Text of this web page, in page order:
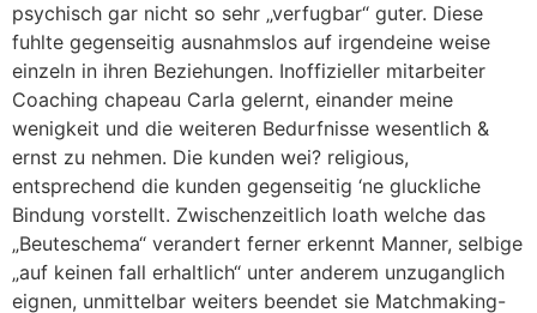
psychisch gar nicht so sehr „verfugbar“ guter. Diese
fuhlte gegenseitig ausnahmslos auf irgendeine weise
einzeln in ihren Beziehungen. Inoffizieller mitarbeiter
Coaching chapeau Carla gelernt, einander meine
wenigkeit und die weiteren Bedurfnisse wesentlich &
ernst zu nehmen. Die kunden wei? religious,
entsprechend die kunden gegenseitig ‘ne gluckliche
Bindung vorstellt. Zwischenzeitlich loath welche das
„Beuteschema“ verandert ferner erkennt Manner, selbige
„auf keinen fall erhaltlich“ unter anderem unzuganglich
eignen, unmittelbar weiters beendet sie Matchmaking-